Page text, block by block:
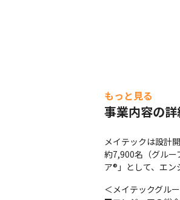
もっと見る
事業内容の
メイテックは設計
約7,900名（グル
ア®」として、エン
＜メイテックグル